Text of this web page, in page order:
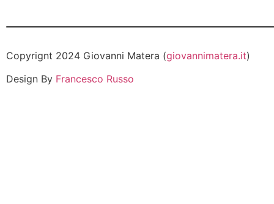
Copyrignt 2024 Giovanni Matera (giovannimatera.it)
Design By Francesco Russo